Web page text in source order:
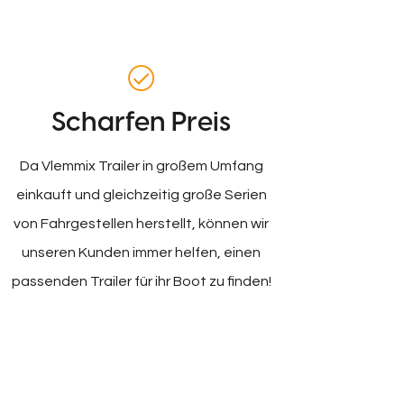
Scharfen Preis
Da Vlemmix Trailer in großem Umfang
einkauft und gleichzeitig große Serien
von Fahrgestellen herstellt, können wir
unseren Kunden immer helfen, einen
passenden Trailer für ihr Boot zu finden!